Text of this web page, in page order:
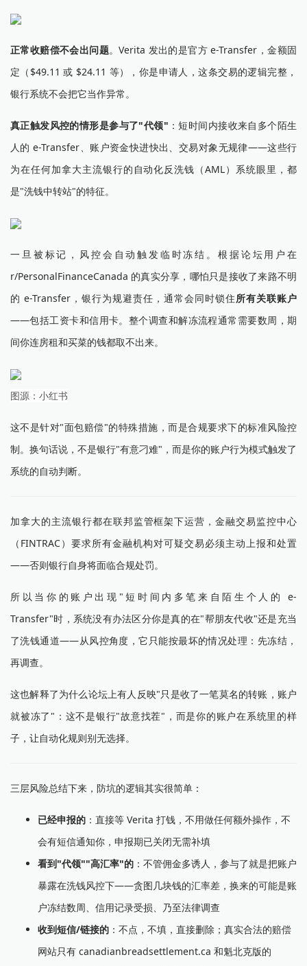
正常收赔偿不会出问题。Verita 发出的是官方 e-Transfer，金额固
定（$49.11 或 $24.11 等），你是申请人，这条交易的逻辑完整，
银行系统不会把它当作异常。
真正触发风控的情形是参与了"代领" ：短时间内接收来自多个陌生
人的 e-Transfer、账户资金快进快出、交易对象无规律——这些行
为在任何加拿大主流银行的自动化反洗钱（AML）系统眼里，都
是"洗钱中转站"的特征。
一旦被标记，风控会自动触发临时冻结。根据论坛用户在
r/PersonalFinanceCanada 的真实分享，哪怕只是接收了来路不明
的 e-Transfer，银行为规避责任，通常会同时锁住所有关联账户
——包括工资卡和信用卡。整个调查和解冻流程通常需要数周，期
间你连房租和买菜的钱都取不出来。
图源：小红书
这不是针对"面包赔偿"的特殊措施，而是合规要求下的标准风险控
制。换句话说，不是银行"有意刁难"，而是你的账户行为模式触发了
系统的自动判断。
加拿大的主流银行都在联邦监管框架下运营，金融交易监控中心
（FINTRAC）要求所有金融机构对可疑交易必须主动上报和处置
——否则银行自身将面临合规处罚。
所以当你的账户出现"短时间内多笔来自陌生个人的 e-
Transfer"时，系统没有办法区分你是真的在"帮朋友代收"还是充当
了洗钱通道——从风控角度，它只能按最坏的情况处理：先冻结，
再调查。
这也解释了为什么论坛上有人反映"只是收了一笔莫名的转账，账户
就被冻了"：这不是银行"故意找茬"，而是你的账户在系统里的样
子，让自动化规则别无选择。
三层风险总结下来，防坑的逻辑其实很简单：
已经申报的 ：直接等 Verita 打钱，不用做任何额外操作，不
会有短信通知你，申报期已关闭无需补填
看到"代领""高汇率"的 ：不管佣金多诱人，参与了就是把账户
暴露在洗钱风控下——贪图几块钱的汇率差，换来的可能是账
户冻结数周、信用记录受损、乃至法律调查
收到短信/链接的 ：不点，不填，直接删除；真实合法的赔偿
网站只有 canadianbreadsettlement.ca 和魁北克版的